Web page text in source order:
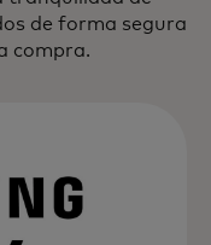
de forma segura
compra.